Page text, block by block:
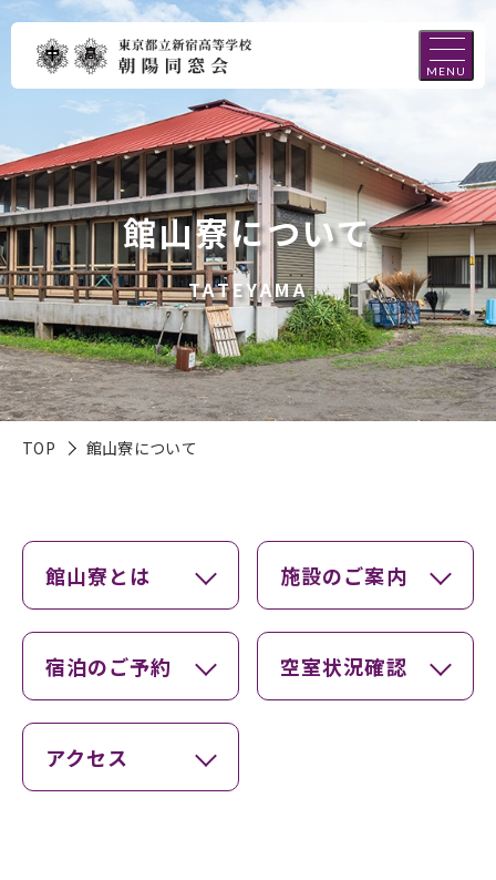
MENU
館山寮について
TATEYAMA
TOP 館山寮について
館山寮とは 施設のご案内
宿泊のご予約 空室状況確認
アクセス